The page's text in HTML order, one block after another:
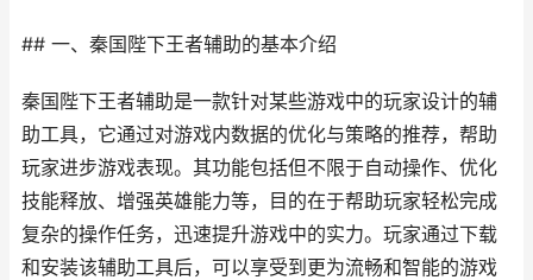
## 一、秦国陛下王者辅助的基本介绍
秦国陛下王者辅助是一款针对某些游戏中的玩家设计的辅
助工具，它通过对游戏内数据的优化与策略的推荐，帮助
玩家进步游戏表现。其功能包括但不限于自动操作、优化
技能释放、增强英雄能力等，目的在于帮助玩家轻松完成
复杂的操作任务，迅速提升游戏中的实力。玩家通过下载
和安装该辅助工具后，可以享受到更为流畅和智能的游戏